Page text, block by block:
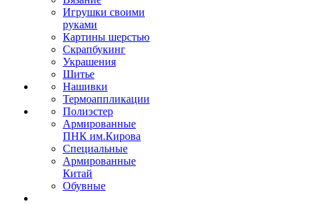
Игрушки своими
руками
Картины шерстью
Скрапбукинг
Украшения
Шитье
Нашивки
Термоаппликации
Полиэстер
Армированные
ПНК им.Кирова
Специальные
Армированные
Китай
Обувные